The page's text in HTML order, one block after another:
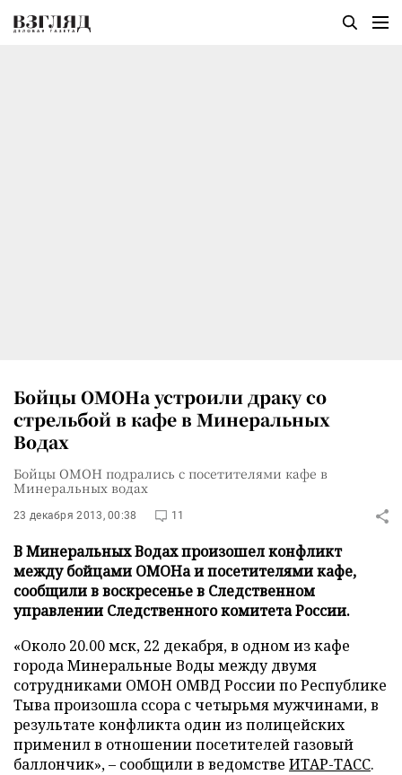
Бойцы ОМОНа устроили драку со
стрельбой в кафе в Минеральных
Водах
Бойцы ОМОН подрались с посетителями кафе в
Минеральных водах
23 декабря 2013, 00:38 11
В Минеральных Водах произошел конфликт
между бойцами ОМОНа и посетителями кафе,
сообщили в воскресенье в Следственном
управлении Следственного комитета России.
«Около 20.00 мск, 22 декабря, в одном из кафе
города Минеральные Воды между двумя
сотрудниками ОМОН ОМВД России по Республике
Тыва произошла ссора с четырьмя мужчинами, в
результате конфликта один из полицейских
применил в отношении посетителей газовый
баллончик», – сообщили в ведомстве ИТАР-ТАСС.